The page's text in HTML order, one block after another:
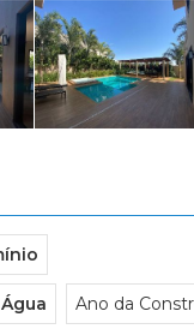
Ano da